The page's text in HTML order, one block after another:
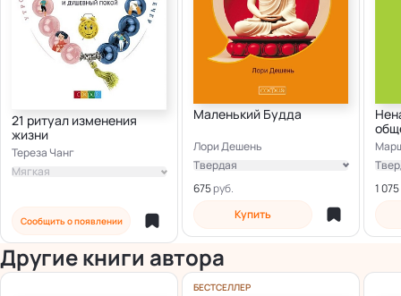
21 ритуал изменения
жизни
Тереза Чанг
Мягкая
Сообщить о появлении
Маленький Будда
Лори Дешень
675
Твердая
Электронная
Купить
1 075
Другие книги автора
БЕСТСЕЛЛЕР